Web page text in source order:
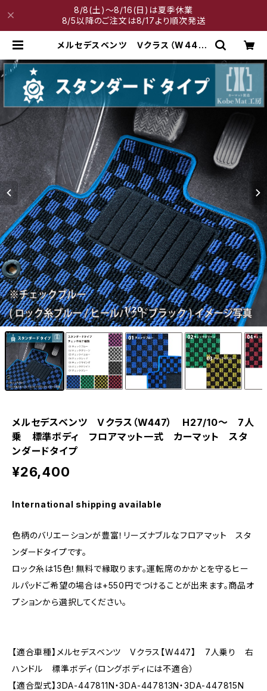
8/8(土)～8/16(日)は夏季休業
8/5以降のご注文は8/17より順次発送
メルセデスベンツ Ｖクラス（W447）
フロアマット一式 カーマット スタ
1/20
メルセデスベンツ Ｖクラス（W447） H27/10〜 7人
乗 標準ボディ フロアマット一式 カーマット スタ
ンダードタイプ
¥26,400
International shipping available
色柄のバリエーションが豊富！リーズナブルなフロアマット スタ
ンダードタイプです。
ロック糸は15色！無料で縁取ります。運転席のかかとを守るヒー
ルパッドご希望の場合は+550円でつけることが出来ます。商品オ
プションから選択してください。
【適合車種】メルセデスベンツ Vクラス【W447】 7人乗り 右
ハンドル 標準ボディ（ロングボディには不適合）
【適合型式】3DA-447811N・3DA-447813N・3DA-447815N